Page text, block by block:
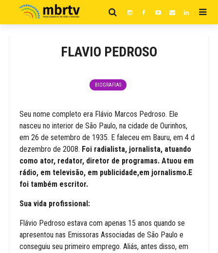
FLAVIO PEDROSO
BIOGRAFIAS
Seu nome completo era Flávio Marcos Pedroso. Ele
nasceu no interior de São Paulo, na cidade de Ourinhos,
em 26 de setembro de 1935. E faleceu em Bauru, em 4 d
dezembro de 2008. Foi radialista, jornalista, atuando
como ator, redator, diretor de programas. Atuou em
rádio, em televisão, em publicidade,em jornalismo.E
foi também escritor.
Sua vida profissional:
Flávio Pedroso estava com apenas 15 anos quando se
apresentou nas Emissoras Associadas de São Paulo e
conseguiu seu primeiro emprego. Aliás, antes disso, em